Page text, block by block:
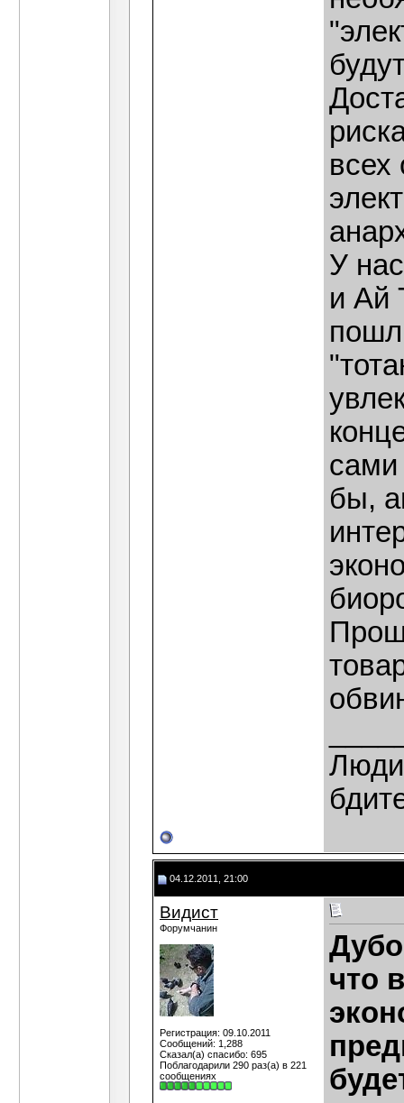
всех
У
и Ай
бы,
04.12.2011, 21:00
Видист
Форумчанин
Регистрация: 09.10.2011
Сообщений: 1,288
Сказал(а) спасибо: 695
Поблагодарили 290 раз(а) в 221
сообщениях
что